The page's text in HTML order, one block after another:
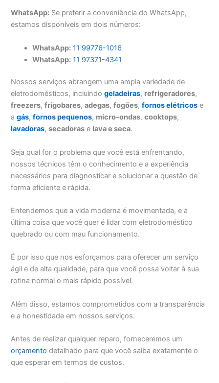
WhatsApp: Se preferir a conveniência do WhatsApp,
estamos disponíveis em dois números:
WhatsApp: 11 99776-1016
WhatsApp: 11 97371-4341
Nossos serviços abrangem uma ampla variedade de
eletrodomésticos, incluindogeladeiras, refrigeradores,
freezers,frigobares,adegas,fogões,fornos elétricos e
agás,fornos pequenos, micro-ondas,cooktops,
lavadoras,secadoras e lava e seca.
Seja qual for o problema que você está enfrentando,
nossos técnicos têm o conhecimento e a experiência
necessários para diagnosticar e solucionar a questão de
forma eficiente e rápida.
Entendemos que a vida moderna é movimentada, e a
última coisa que você quer é lidar com eletrodoméstico
quebrado ou com mau funcionamento.
É por isso que nos esforçamos para oferecer um serviço
ágil e de alta qualidade, para que você possa voltar à sua
rotina normal o mais rápido possível.
Além disso, estamos comprometidos com a transparência
e a honestidade em nossos serviços.
Antes de realizar qualquer reparo, forneceremos um
orçamento detalhado para que você saiba exatamente o
que esperar em termos de custos.